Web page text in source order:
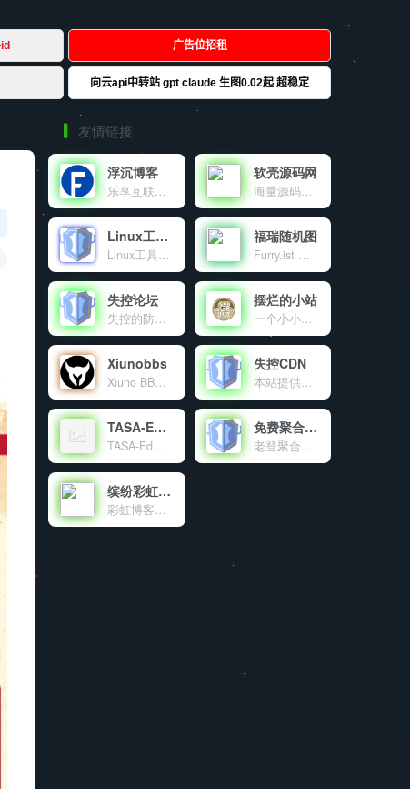
友情链接
浮沉博客
乐享互联网资源及IT技术的个人博客
软壳源码网
海量源码、程序软件、技术资源共享
Linux工具箱
Linux工具箱是一个功能强大的Linux系统管理工具，提供系统优化、虚拟内存管理、DNS配置、软件源更换等多种功能，让Linux服务器管理变得简单高效。
福瑞随机图
Furry.ist 是一个有趣又高质量的兽装图片分享平台，通过简单的 API 调用，让开发者和爱好者轻松获取丰富的资源。分享，是乐趣；探索，是热爱。这里，趣味与创意交融，等你来发现！
失控论坛
失控的防御系统官方交流论坛。
摆烂的小站
一个小小的世界
Xiunobbs
Xiuno BBS开源程序交流论坛，致力于为使用Xiuno开源程序的站长提供海量的Xiuno插件，Xiuno模板，Xiuno使用交流，精准地为各位站长朋友免费提供了大量的资源文件。本站为Xiuno程序爱好者，众位站长，粉丝朋友共同建设的公益性交流论坛。
失控CDN
本站提供的免费公益CDN
TASA-Ed官网
TASA-Ed工作室官网！
免费聚合登录
老登聚合登录是老登互联网科技有限公司旗下的社会化账号聚合登录系统，让网站的最终用户可以一站式选择使用包括微信、微博、QQ、百度等多种社会化帐号登录该站点。简化用户注册登录过程、改善用户浏览站点的体验、迅速提高网站注册量和用户数据量。有完善的开发文档与SDK，方便开发者快速接入。
缤纷彩虹天地
彩虹博客（blog.cccyun.cn）成立于年月日，搭建在新浪sae云计算平台。本站目前作为我的原创程序首发站，同时致力于互联网资源的共享，包括程序源码、各种教程、软件、影视、音乐、电子书、新闻等。对于一些比较不错的有价值的文章，本博客也会适当转载分享。